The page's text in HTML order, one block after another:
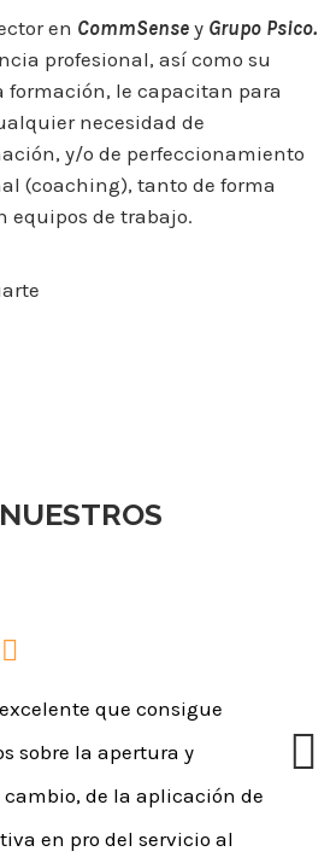
en CommSense y Grupo Psico.
profesional, así como su
formación, le capacitan para
necesidad de
y/o de perfeccionamiento
(coaching), tanto de forma
equipos de trabajo.
que consigue
sobre la apertura y
de la aplicación de
en pro del servicio al